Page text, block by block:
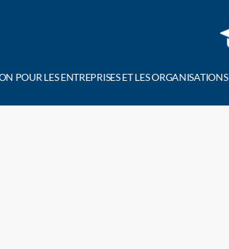
POUR LES ENTREPRISES ET LES ORGANISATIONS